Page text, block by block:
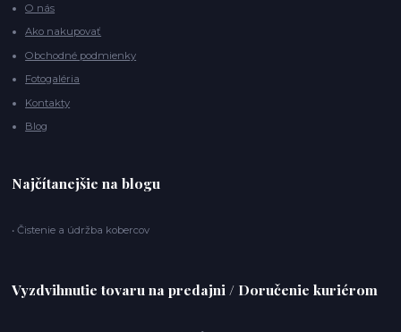
O nás
Ako nakupovať
Obchodné podmienky
Fotogaléria
Kontakty
Blog
Najčítanejšie na blogu
• Čistenie a údržba kobercov
Vyzdvihnutie tovaru na predajni / Doručenie kuriérom